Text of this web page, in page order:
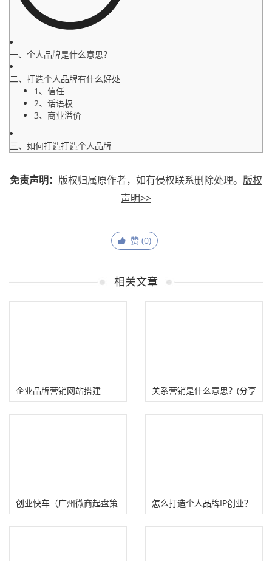
一、个人品牌是什么意思？
二、打造个人品牌有什么好处
1、信任
2、话语权
3、商业溢价
三、如何打造打造个人品牌
免责声明： 版权归属原作者，如有侵权联系删除处理。 版权
声明>>
赞 (0)
相关文章
企业品牌营销网站搭建
关系营销是什么意思？(分享
六个企业关系营销策略）
创业快车（广州微商起盘策
划公司）
怎么打造个人品牌IP创业？